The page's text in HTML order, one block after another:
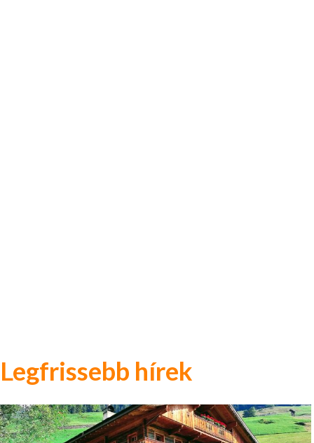
Legfrissebb hírek